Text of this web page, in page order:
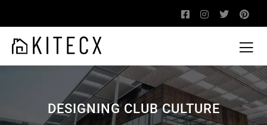
DESIGNING CLUB CULTURE